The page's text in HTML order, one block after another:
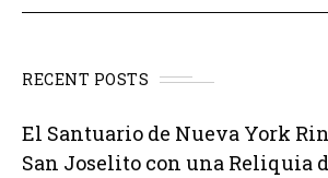
RECENT POSTS
El Santuario de Nueva York
San Joselito con una Reliquia